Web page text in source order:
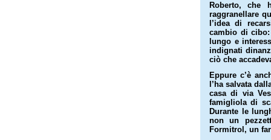
Roberto, che
raggranellare
l’idea di
cambio di
lungo e
indignati
ciò che
Eppure c’è
l’ha salvata
casa di via
famigliola di
Durante le
non un
Formitrol, un